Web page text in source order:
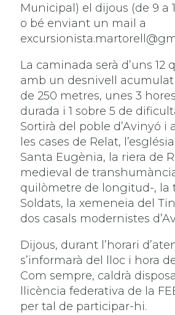
Municipal) el dijous (de 9 a
o bé enviant un mail a
La caminada serà d’uns 12
amb un desnivell
de 250 metres, unes 3
durada i 1 sobre 5 de
Sortirà del poble d’Avinyó i
les cases de Relat,
Santa Eugènia, la riera de
medieval de
quilòmetre de longitud-, la
Soldats, la xemeneia del
dos casals modernistes
Dijous, durant l’horari
s’informarà del lloc i hora
Com sempre, caldrà
llicència federativa de la
per tal de participar-hi.